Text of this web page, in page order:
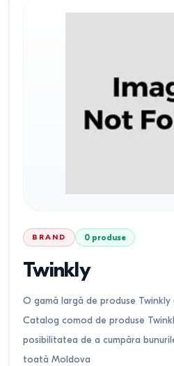
BRAND 0 produse
Twinkly
O gamă largă de produse
Catalog comod de produse
posibilitatea de a cumpăra
toată Moldova